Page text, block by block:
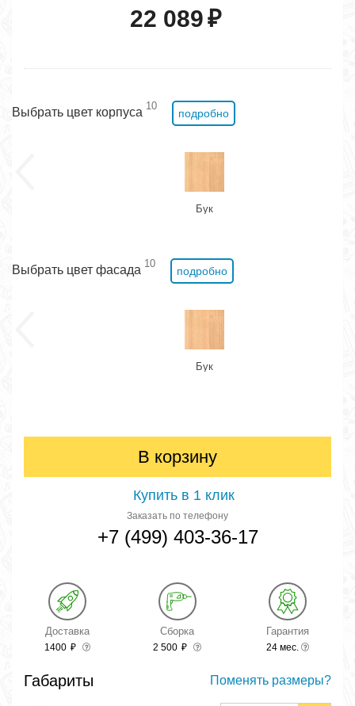
22 089₽
Выбрать цвет корпуса 10
подробно
Бук
Выбрать цвет фасада 10
подробно
Бук
В корзину
Купить в 1 клик
Заказать по телефону
+7 (499) 403-36-17
Доставка
1400 ₽
Сборка
2 500 ₽
Гарантия
24 мес.
Габариты Поменять размеры?